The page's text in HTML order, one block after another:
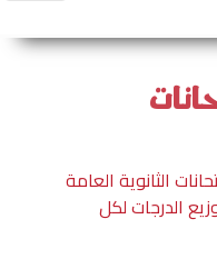
الثانوية العامة
وتوزيع الدرجات لكل